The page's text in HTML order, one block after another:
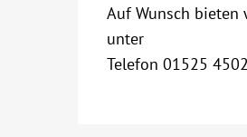
Auf Wunsch bieten
unter
Telefon 01525